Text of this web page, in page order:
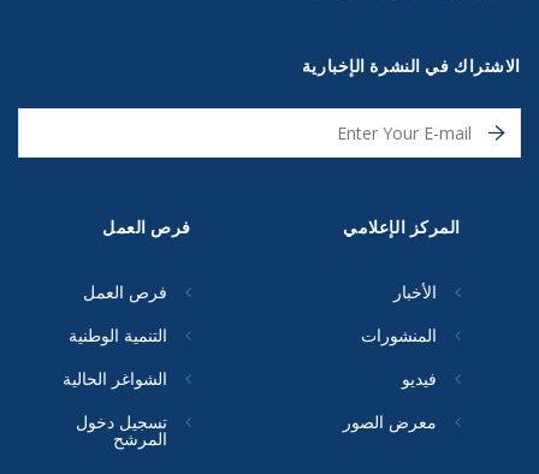
الاشتراك في النشرة الإخبارية
فرص العمل
فرص العمل
التنمية الوطنية
الشواغر الحالية
تسجيل دخول
المرشح
المركز الإعلامي
الأخبار
المنشورات
فيديو
معرض الصور